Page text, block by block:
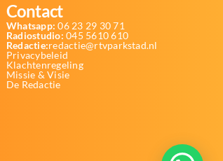
Contact
Whatsapp: 06 23 29 30 71
Radiostudio: 045 5610 610
Redactie:redactie@rtvparkstad.nl
Privacybeleid
Klachtenregeling
Missie & Visie
De Redactie